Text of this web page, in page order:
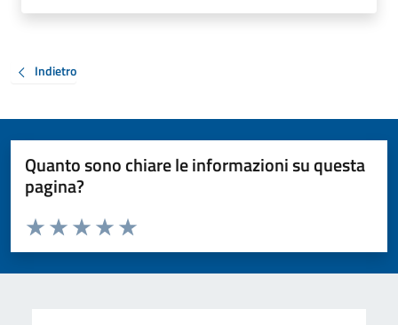
Indietro
Quanto sono chiare le informazioni su questa
pagina?
Valuta da 1 a 5 stelle la pagina
Valuta 5 stelle su 5
Valuta 4 stelle su 5
Valuta 3 stelle su 5
Valuta 2 stelle su 5
Valuta 1 stelle su 5